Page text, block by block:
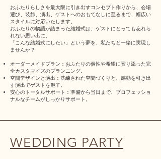
おふたりらしさを最大限に引き出すコンセプト作りから、会場
選び、装飾、演出、ゲストへのおもてなしに至るまで、幅広い
スタイルに対応いたします。
おふたりの物語が詰まった結婚式は、ゲストにとっても忘れら
れない思い出に。
「こんな結婚式にしたい」という夢を、私たちと一緒に実現し
ませんか？
オーダーメイドプラン：おふたりの個性や希望に寄り添った完
全カスタマイズのプランニング。
空間デザインと演出：洗練された空間づくりと、感動を引き出
す演出でゲストを魅了。
安心のトータルサポート：準備から当日まで、プロフェッショ
ナルなチームがしっかりサポート。
WEDDING PARTY